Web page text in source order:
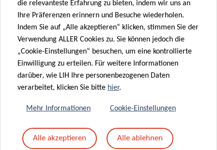
SCIENTIFIC CONTACT
DR. OLIVIER
BraINE Group
Group Leader
die relevanteste Erfahrung zu bieten, indem wir uns an
Ihre Präferenzen erinnern und Besuche wiederholen.
Indem Sie auf „Alle akzeptieren“ klicken, stimmen Sie der
Verwendung ALLER Cookies zu. Sie können jedoch die
„Cookie-Einstellungen“ besuchen, um eine kontrollierte
Einwilligung zu erteilen. Für weitere Informationen
darüber, wie LIH Ihre personenbezogenen Daten
verarbeitet, klicken Sie bitte hier.
Mehr Informationen Cookie-Einstellungen
Alle akzeptieren Alle ablehnen